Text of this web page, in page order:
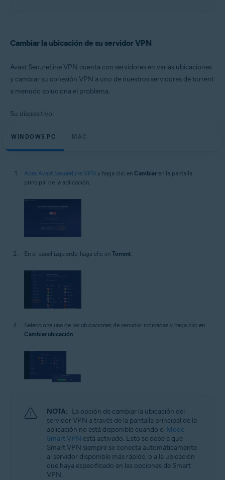
Apple macOS 10.14.x (Mojave)
Cambiar la ubicación de su servidor VPN
Avast SecureLine VPN cuenta con servidores en varias ubicaciones
y cambiar su conexión VPN a uno de nuestros servidores de torrent
a menudo soluciona el problema.
Su dispositivo:
WINDOWS PC MAC
Abra Avast SecureLine VPN y haga clic en Cambiar en la pantalla
principal de la aplicación.
En el panel izquierdo, haga clic en Torrent.
Seleccione una de las ubicaciones de servidor indicadas y haga clic en
Cambiar ubicación.
NOTA: La opción de cambiar la ubicación del
servidor VPN a través de la pantalla principal de la
aplicación no está disponible cuando el Modo
Smart VPN está activado. Esto se debe a que
Smart VPN siempre se conecta automáticamente
al servidor disponible más rápido, o a la ubicación
que haya especificado en las opciones de Smart
VPN.